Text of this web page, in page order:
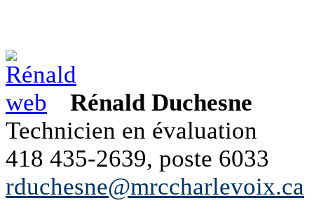
Rénald Duchesne
Technicien en évaluation
418 435-2639, poste 6033
rduchesne@mrccharlevoix.ca